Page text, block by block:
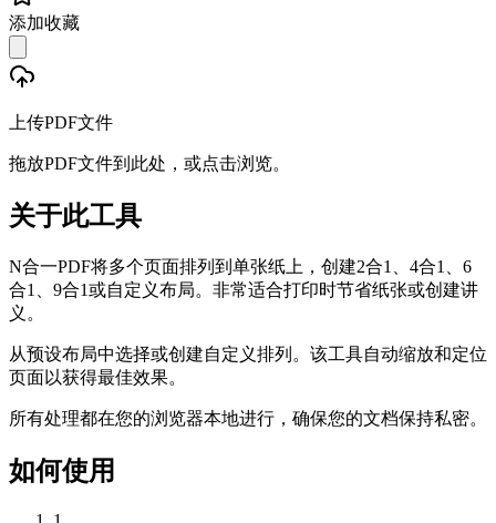
添加收藏
上传PDF文件
拖放PDF文件到此处，或点击浏览。
关于此工具
N合一PDF将多个页面排列到单张纸上，创建2合1、4合1、6
合1、9合1或自定义布局。非常适合打印时节省纸张或创建讲
义。
从预设布局中选择或创建自定义排列。该工具自动缩放和定位
页面以获得最佳效果。
所有处理都在您的浏览器本地进行，确保您的文档保持私密。
如何使用